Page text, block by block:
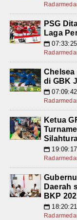
PSG
Laga
📅
Chelsea
di GBK
📅
Ketua
📅
Daerah
BKP
📅